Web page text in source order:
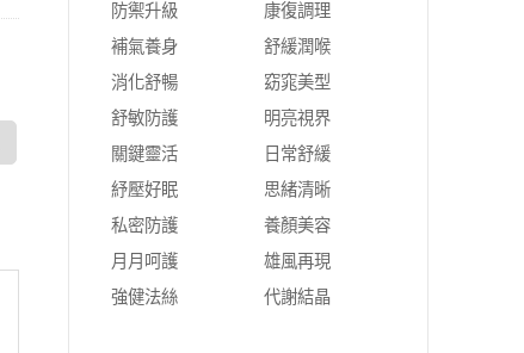
防禦升級
康復調理
補氣養身
舒緩潤喉
消化舒暢
窈窕美型
舒敏防護
明亮視界
關鍵靈活
日常舒緩
紓壓好眠
思緒清晰
私密防護
養顏美容
月月呵護
雄風再現
強健法絲
代謝結晶